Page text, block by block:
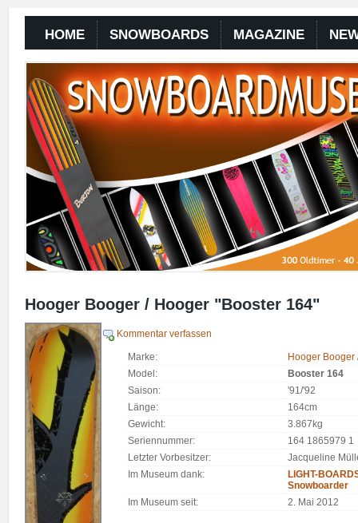
HOME SNOWBOARDS MAGAZINE
Hooger Booger / Hooger "Booster 164"
Kommentar verfassen
Marke:
Hooger Booger
Model:
Booster 164
Saison:
'91/'92
Länge:
164cm
Gewicht:
3.867kg
Seriennummer:
164 1865979 1
Letzter Vorbesitzer:
Jacqueline
Im Museum dank:
LIGHT-
Snowboarder
Im Museum seit:
2. Mai 2012